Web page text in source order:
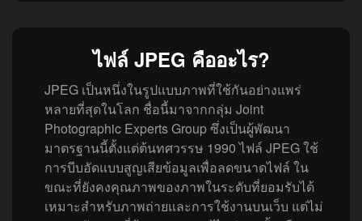
ไฟล์ JPEG คืออะไร?
JPEG เป็นหนึ่งในรูปแบบภาพที่ใช้กันอย่างแพร่
หลายที่สุดในโลก ชื่อนี้มาจากกลุ่ม Joint
Photographic Experts Group ซึ่งเป็นผู้พัฒนา
มาตรฐานนี้ตั้งแต่ต้นทศวรรษ 1990 ไฟล์ JPEG ใช้
การบีบอัดแบบสูญเสียข้อมูลเพื่อลดขนาดไฟล์ ใน
ขณะที่ยังคงคุณภาพของภาพในระดับที่ยอมรับได้
เหมาะสำหรับภาพถ่ายและการใช้งานบนเว็บ แต่ไม่